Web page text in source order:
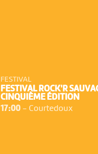
FESTIVAL
FESTIVAL ROCK'R
CINQUIÈME ÉDITION
17:00- Courtedoux